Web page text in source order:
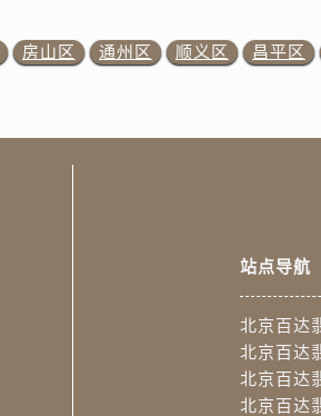
房山区 通州区 顺义区 昌平区
站点导航
北京百达
北京百达
北京百达
北京百达